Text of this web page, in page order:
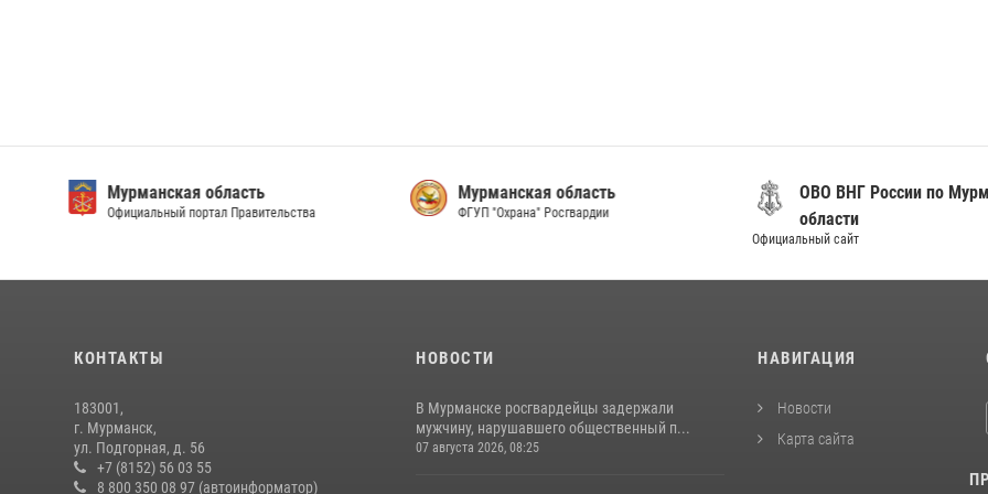
Мурманская область
Официальный портал Правительства
Мурманская область
ФГУП "Охрана" Росгвардии
ОВО ВНГ России по
области
Официальный сайт
КОНТАКТЫ
183001,
г. Мурманск,
ул. Подгорная, д. 56
+7 (8152) 56 03 55
8 800 350 08 97 (автоинформатор)
НОВОСТИ
В Мурманске росгвардейцы задержали
мужчину, нарушавшего общественный п...
07 августа 2026, 08:25
НАВИГАЦИЯ
Новости
Карта сайта